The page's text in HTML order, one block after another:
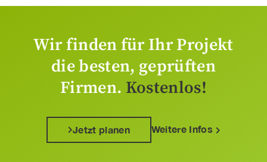
Wir finden für Ihr Projekt
die besten, geprüften
Firmen. Kostenlos!
Jetzt planen Weitere Infos